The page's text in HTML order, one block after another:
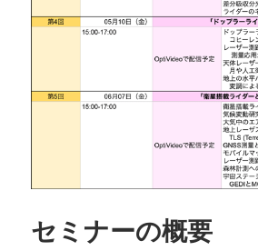
セミナーの概要